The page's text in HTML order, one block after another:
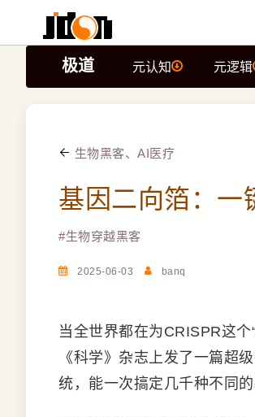
极道 元认知 元逻辑
生物黑客、AI医疗
基因二向箔：一
#生物穿越黑客
2025-06-03 banq
当全世界都在为CRISPR这
《科学》杂志上发了一篇超
统，能一次搞定几千种不同